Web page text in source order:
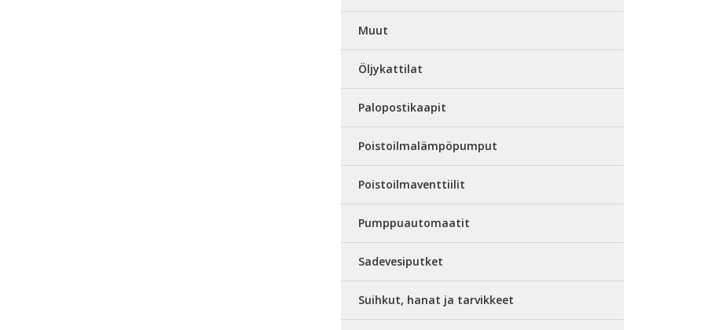
Muut
Öljykattilat
Palopostikaapit
Poistoilmalämpöpumput
Poistoilmaventtiilit
Pumppuautomaatit
Sadevesiputket
Suihkut, hanat ja tarvikkeet